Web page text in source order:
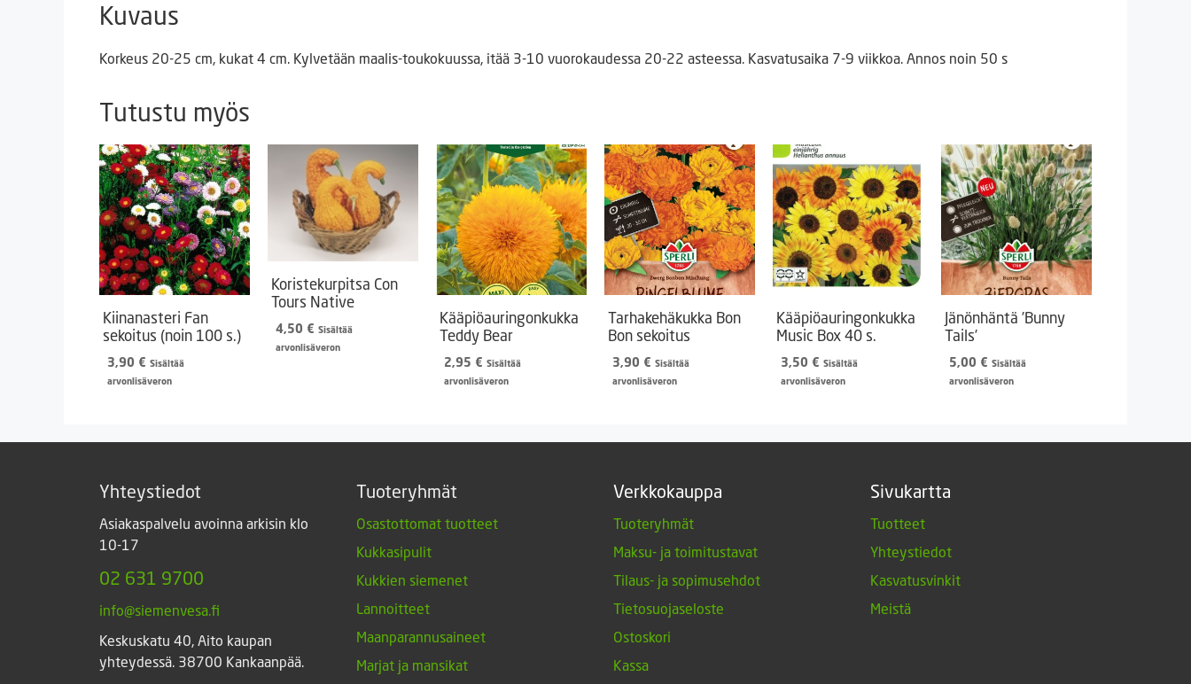
Kuvaus
Korkeus 20-25 cm, kukat 4 cm. Kylvetään maalis-toukokuussa, itää 3-10 vuorokaudessa 20-22 asteessa. Kasvatusaika 7-9 viikkoa. Annos noin 50 s
Tutustu myös
Kiinanasteri Fan
sekoitus (noin 100 s.)
3,90 € Sisältää
arvonlisäveron
Koristekurpitsa Con
Tours Native
4,50 € Sisältää
arvonlisäveron
Kääpiöauringonkukka
Teddy Bear
2,95 € Sisältää
arvonlisäveron
Tarhakehäkukka Bon
Bon sekoitus
3,90 € Sisältää
arvonlisäveron
Kääpiöauringonkukka
Music Box 40 s.
3,50 € Sisältää
arvonlisäveron
Jänönhäntä ’Bunny
Tails’
5,00 € Sisältää
arvonlisäveron
Yhteystiedot
Asiakaspalvelu avoinna arkisin klo
10-17
02 631 9700
info@siemenvesa.fi
Keskuskatu 40, Aito kaupan
yhteydessä. 38700 Kankaanpää.
Tuoteryhmät
Osastottomat tuotteet
Kukkasipulit
Kukkien siemenet
Lannoitteet
Maanparannusaineet
Marjat ja mansikat
Verkkokauppa
Tuoteryhmät
Maksu- ja toimitustavat
Tilaus- ja sopimusehdot
Tietosuojaseloste
Ostoskori
Kassa
Sivukartta
Tuotteet
Yhteystiedot
Kasvatusvinkit
Meistä